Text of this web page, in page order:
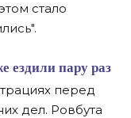
стало
перед
дел. Ровбута